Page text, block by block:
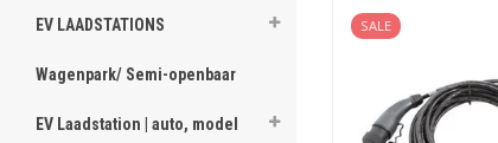
EV LAADSTATIONS
Wagenpark/ Semi-openbaar
EV Laadstation | auto, model
SALE